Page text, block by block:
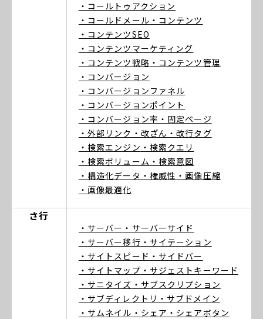
・コールトゥアクション
・コールドメール ・コンテンツ
・コンテンツSEO
・コンテンツマーケティング
・コンテンツ戦略 ・コンテンツ管理
・コンバージョン
・コンバージョンファネル
・コンバージョンポイント
・コンバージョン率 ・固定ページ
・外部リンク ・改ざん ・改行タグ
・検索エンジン ・検索クエリ
・検索ボリューム ・検索意図
・構造化データ ・権威性 ・画像圧縮
・画像最適化
さ行
・サーバー ・サーバーサイド
・サーバー移行 ・サイテーション
・サイトスピード ・サイドバー
・サイトマップ ・サジェストキーワード
・サニタイズ ・サブスクリプション
・サブディレクトリ ・サブドメイン
・サムネイル ・シェア ・シェアボタン